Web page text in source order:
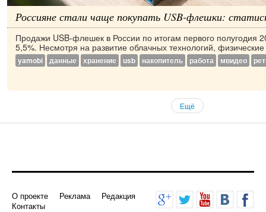
Россияне стали чаще покупать USB-флешки:
Продажи USB-флешек в России по итогам первого полугодия
5,5%. Несмотря на развитие облачных технологий,
yamobi данные хранение usb накопитель работа мвидео
Ещё
О проекте Реклама
Редакция
Контакты